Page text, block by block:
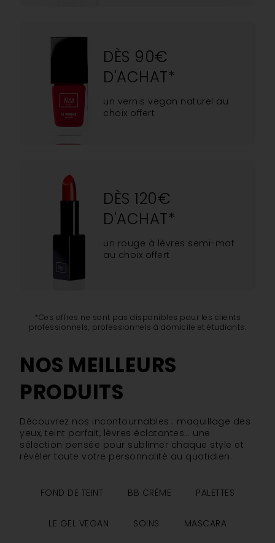
DÈS 90€
D'ACHAT*
un vernis vegan naturel au
choix offert
DÈS 120€
D'ACHAT*
un rouge à lèvres semi-mat
au choix offert
*Ces offres ne sont pas disponibles pour les clients
professionnels, professionnels à domicile et étudiants.
NOS MEILLEURS
PRODUITS
Découvrez nos incontournables : maquillage des
yeux, teint parfait, lèvres éclatantes… une
sélection pensée pour sublimer chaque style et
révéler toute votre personnalité au quotidien.
FOND DE TEINT BB CRÈME PALETTES
LE GEL VEGAN SOINS MASCARA